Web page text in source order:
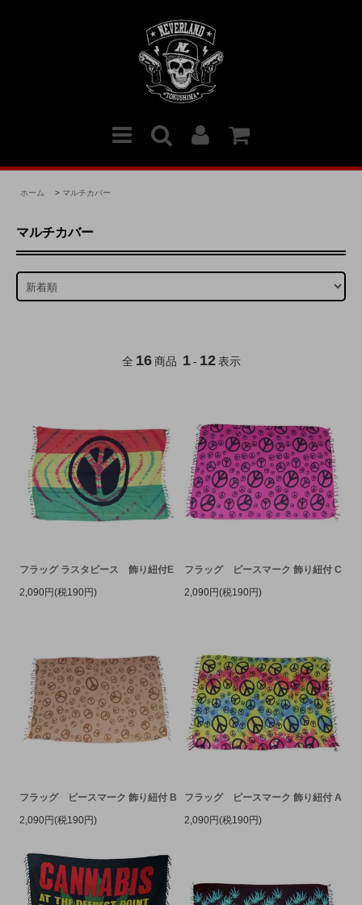
ホーム > マルチカバー
マルチカバー
全 16 商品 1 - 12 表示
フラッグ ラスタピース 飾り紐付E
2,090円(税190円)
フラッグ ピースマーク 飾り紐付 C
2,090円(税190円)
フラッグ ピースマーク 飾り紐付 B
2,090円(税190円)
フラッグ ピースマーク 飾り紐付 A
2,090円(税190円)